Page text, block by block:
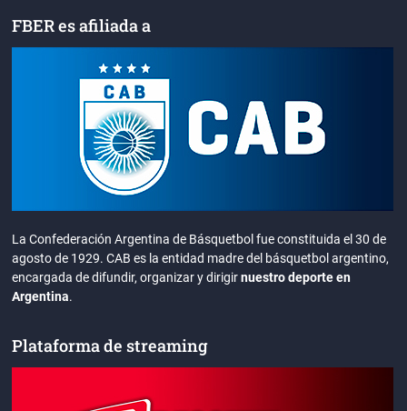
FBER es afiliada a
La Confederación Argentina de Básquetbol fue constituida el 30 de
agosto de 1929. CAB es la entidad madre del básquetbol argentino,
encargada de difundir, organizar y dirigirnuestro deporte en
Argentina.
Plataforma de streaming